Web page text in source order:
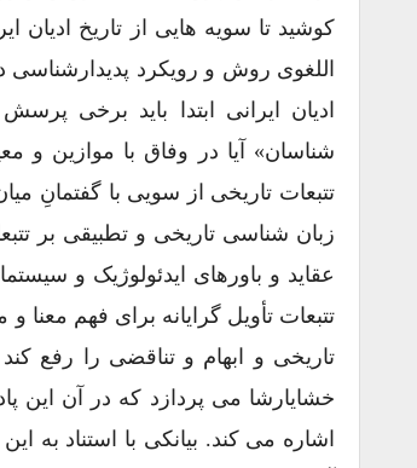
کوشید تا سویه ‌هایی از تاریخ ادیان
‌اللغوی روش و رویکرد
ادیان ایرانی ابتدا باید برخی
‌شناسان» آیا در وفاق با موازین و
تتبعات تاریخی از سویی با گفتمانِ
زبان ‌شناسی تاریخی و تطبیقی بر
عقاید و باورهای ایدئولوژیک و
تتبعات تأویل ‌گرایانه برای فهم
تاریخی و ابهام و تناقضی را رفع
خشایارشا می ‌پردازد که در آن این
اشاره می ‌کند. بیانکی با استناد به